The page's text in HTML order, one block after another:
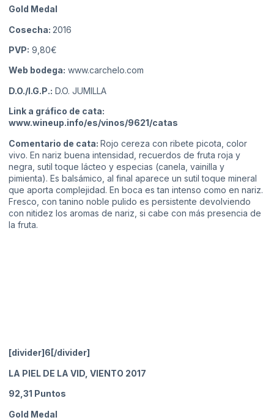
Gold Medal
Cosecha: 2016
PVP: 9,80€
Web bodega: www.carchelo.com
D.O./I.G.P.: D.O. JUMILLA
Link a gráfico de cata:
www.wineup.info/es/vinos/9621/catas
Comentario de cata: Rojo cereza con ribete picota, color
vivo. En nariz buena intensidad, recuerdos de fruta roja y
negra, sutil toque lácteo y especias (canela, vainilla y
pimienta). Es balsámico, al final aparece un sutil toque mineral
que aporta complejidad. En boca es tan intenso como en nariz.
Fresco, con tanino noble pulido es persistente devolviendo
con nitidez los aromas de nariz, si cabe con más presencia de
la fruta.
[divider]6[/divider]
LA PIEL DE LA VID, VIENTO 2017
92,31 Puntos
Gold Medal